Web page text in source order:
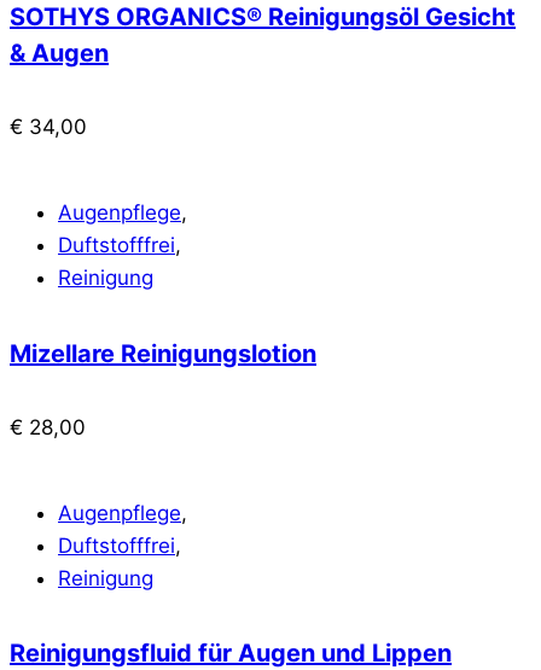
SOTHYS ORGANICS® Reinigungsöl Gesicht
& Augen
€ 34,00
Augenpflege,
Duftstofffrei,
Reinigung
Mizellare Reinigungslotion
€ 28,00
Augenpflege,
Duftstofffrei,
Reinigung
Reinigungsfluid für Augen und Lippen